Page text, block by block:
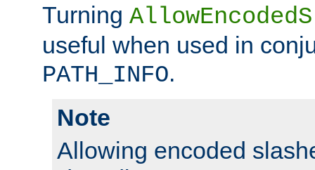
Turning
useful when used in
PATH_INFO.
Note
Allowing encoded